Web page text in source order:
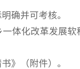
确并可考核。
体化改革发展软
》（附件）。